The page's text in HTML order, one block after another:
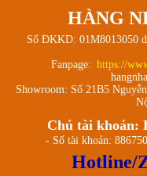
HÀNG
Số ĐKKD: 01M8013050
Fanpage: https://
Showroom: Số 21B5
Chủ tài khoản:
- Số tài khoản:
Hotline/